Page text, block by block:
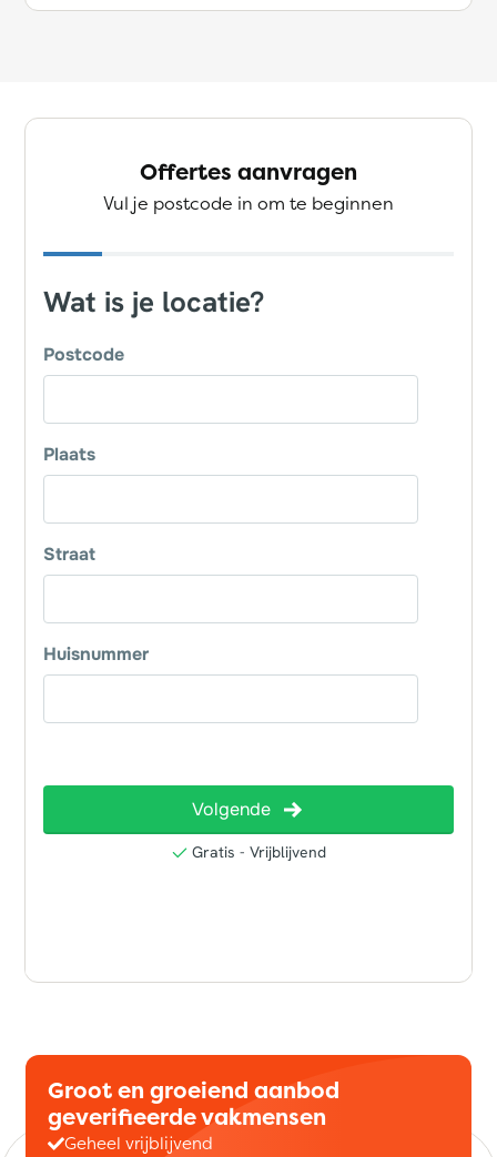
Offertes aanvragen
Vul je postcode in om te beginnen
Groot en groeiend aanbod
geverifieerde vakmensen
Geheel vrijblijvend